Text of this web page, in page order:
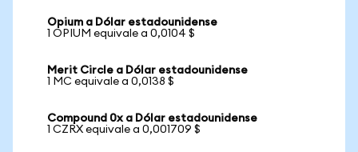
Opium a Dólar estadounidense
1 OPIUM equivale a 0,0104 $
Merit Circle a Dólar estadounidense
1 MC equivale a 0,0138 $
Compound 0x a Dólar estadounidense
1 CZRX equivale a 0,001709 $